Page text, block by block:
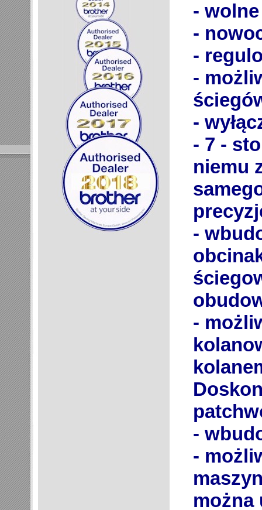
-
-
- 7 -
niemu zawsze
samego brzegu materiału, zachowując
-
-
kolanem,
Doskonała
-
-
maszyna